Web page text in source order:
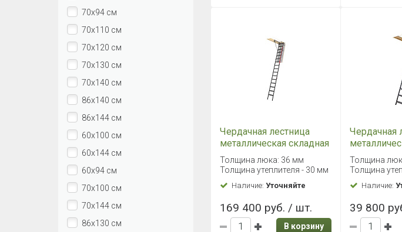
Чердачная лестница
металлическая складная
Fakro LMP 86х144/366
Толщина люка: 36 мм
Толщина утеплителя - 30 мм
Наличие: Уточняйте
169 400 руб. / шт.
В корзину
Чердачная
Fakro LMK
Толщина
Толщина
Наличие:
39 800
70х94 см
70х110 см
70х120 см
70х130 см
70х140 см
86х140 см
86х144 см
60х100 см
60х144 см
60х94 см
70х100 см
70х144 см
86х130 см